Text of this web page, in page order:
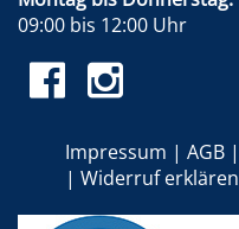
09:00 bis 12:00 Uhr
Impressum AGB
Widerruf erklären